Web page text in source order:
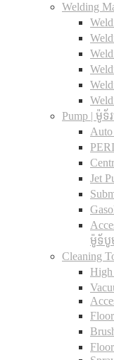
Welding
Pump | ម៉ូទ័
Jet
ម៉ូទ័បូ
Cleaning